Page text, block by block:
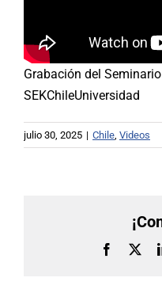
Grabación del
SEKChileUniversidad
julio 30, 2025 | Chile Videos
Facebook